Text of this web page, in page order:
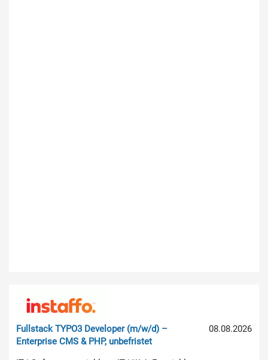
08.08.2026
Fullstack TYPO3 Developer (m/w/d) –
Enterprise CMS & PHP, unbefristet